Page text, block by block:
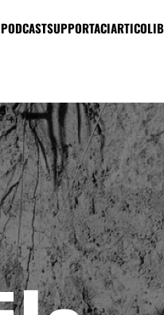
PODCASTSUPPORTACIARTICOLI